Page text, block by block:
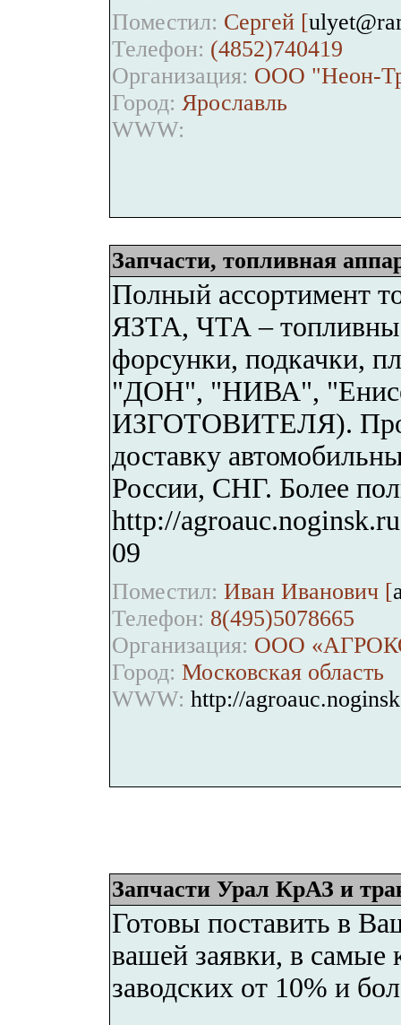
Поместил: Сергей [
Телефон: (4852)740419
Организация: ООО "Неон-
Город: Ярославль
WWW:
Запчасти, топливная
Полный ассортимент
ЯЗТА, ЧТА –
форсунки, подкачки,
"ДОН", "НИВА",
ИЗГОТОВИТЕЛЯ).
доставку
России, СНГ. Более
http://
09
Поместил: Иван Иванович [
Телефон: 8(495)5078665
Организация: ООО
Город: Московская область
WWW: http://
Запчасти Урал КрАЗ и
Готовы поставить в
вашей заявки, в самые
заводских от 10% и